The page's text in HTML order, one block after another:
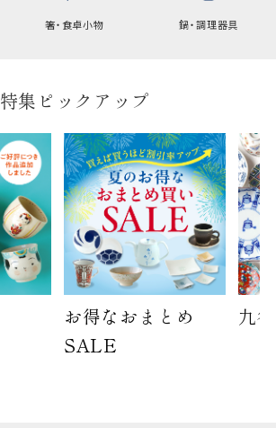
箸・食卓小物 鍋・調理器具
特集ピックアップ
お得なおまとめ
SALE
九